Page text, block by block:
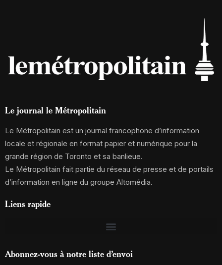
Le journal le Métropolitain
Le Métropolitain est un journal francophone d’information
locale et régionale en format papier et numérique pour la
grande région de Toronto et sa banlieue.
Le Métropolitain fait partie du réseau de presse et de portails
d’information en ligne du groupe Altomédia.
Liens rapide
Abonnez-vous à notre liste d’envoi